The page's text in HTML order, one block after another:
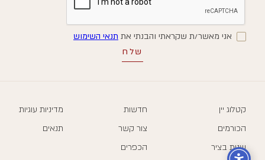
אני מאשר/ת שקראתי והבנתי את תנאי השימוש
קטלוג יין
הכורמים
שנות בציר
חדשות
צור קשר
הכפרים
מדיניות עוגיות
תנאים